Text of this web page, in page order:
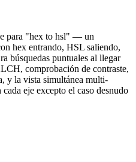
para "hex to hsl" — un
hex entrando, HSL saliendo,
búsquedas puntuales al llegar
comprobación de contraste,
y la vista simultánea multi-
eje excepto el caso desnudo